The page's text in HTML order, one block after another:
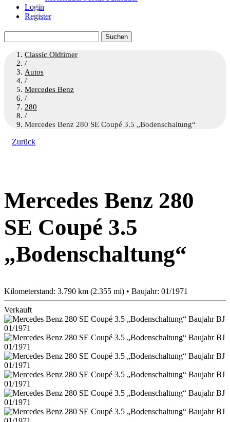
Login
Register
nach:
Classic Oldtimer
/
Autos
/
Mercedes Benz
/
280
/
Mercedes Benz 280 SE Coupé 3.5 „Bodenschaltung“
Zurück
Mercedes Benz 280
SE Coupé 3.5
„Bodenschaltung“
Kilometerstand: 3.790 km (2.355 mi) • Baujahr: 01/1971
Verkauft